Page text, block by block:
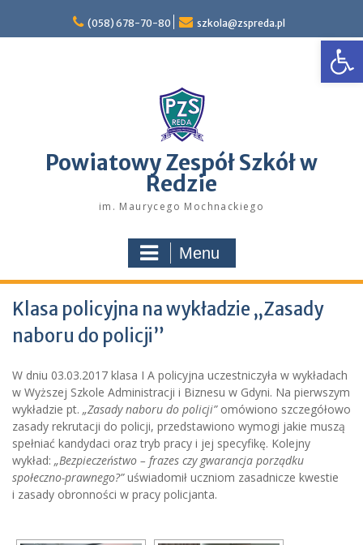
content
(058) 678-70-80 szkola@zspreda.pl
Powiatowy Zespół Szkół w
Redzie
im. Maurycego Mochnackiego
Menu
Klasa policyjna na wykładzie „Zasady
naboru do policji”
W dniu 03.03.2017 klasa I A policyjna uczestniczyła w wykładach
w Wyższej Szkole Administracji i Biznesu w Gdyni. Na pierwszym
wykładzie pt. „Zasady naboru do policji”omówiono szczegółowo
zasady rekrutacji do policji, przedstawiono wymogi jakie muszą
spełniać kandydaci oraz tryb pracy i jej specyfikę. Kolejny
wykład: „Bezpieczeństwo – frazes czy gwarancja porządku
społeczno-prawnego?”uświadomił uczniom zasadnicze kwestie
i zasady obronności w pracy policjanta.